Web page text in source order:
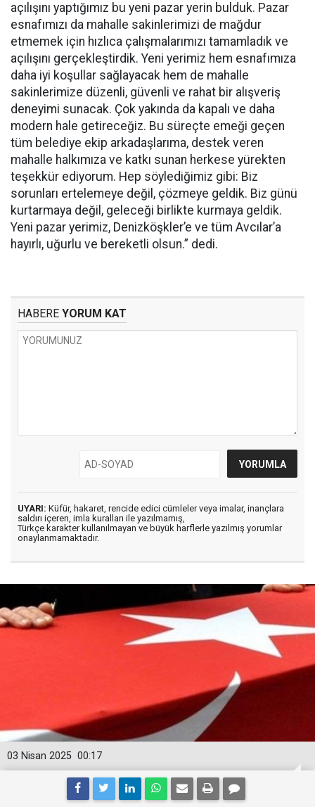
açılışını yaptığımız bu yeni pazar yerin bulduk. Pazar
esnafımızı da mahalle sakinlerimizi de mağdur
etmemek için hızlıca çalışmalarımızı tamamladık ve
açılışını gerçekleştirdik. Yeni yerimiz hem esnafımıza
daha iyi koşullar sağlayacak hem de mahalle
sakinlerimize düzenli, güvenli ve rahat bir alışveriş
deneyimi sunacak. Çok yakında da kapalı ve daha
modern hale getireceğiz. Bu süreçte emeği geçen
tüm belediye ekip arkadaşlarıma, destek veren
mahalle halkımıza ve katkı sunan herkese yürekten
teşekkür ediyorum. Hep söylediğimiz gibi: Biz
sorunları ertelemeye değil, çözmeye geldik. Biz günü
kurtarmaya değil, geleceği birlikte kurmaya geldik.
Yeni pazar yerimiz, Denizköşkler’e ve tüm Avcılar’a
hayırlı, uğurlu ve bereketli olsun.” dedi.
HABERE YORUM KAT
UYARI: Küfür, hakaret, rencide edici cümleler veya imalar, inançlara
saldırı içeren, imla kuralları ile yazılmamış,
Türkçe karakter kullanılmayan ve büyük harflerle yazılmış yorumlar
onaylanmamaktadır.
00:17
03 Nisan 2025